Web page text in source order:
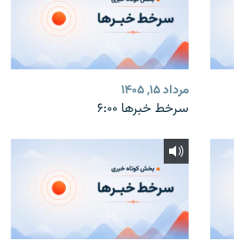
مرداد ۱۵, ۱۴۰۵
سرخط خبرها ۶:۰۰